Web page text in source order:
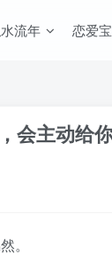
流年 恋爱
会主动给
。